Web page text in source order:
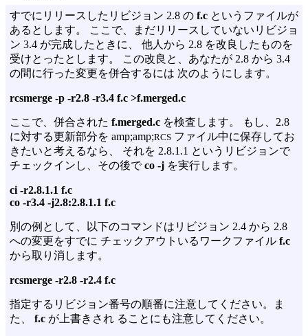
すでにリリースしたリビジョン 2.8 の f.c というファイルが
あるとします。 ここで、まだリリースしていないリビジョ
ン 3.4 が完成したときに、 他人から 2.8 を改良したものを
受けとったとします。 この改良と、あなたが 2.8 から 3.4
の間に行った変更を併合するには 次のようにします。
rcsmerge -p -r2.8 -r3.4 f.c >f.merged.c
ここで、併合された f.merged.c を検査します。 もし、2.8
に対する更新部分を amp;amp;RCS ファイル中に保存してお
きたいと考えるなら、 それを 2.8.1.1 というリビジョンで
チェックインし、その後でco -j を実行します。
ci -r2.8.1.1 f.c
co -r3.4 -j2.8:2.8.1.1 f.c
別の例として、以下のコマンドはリビジョン 2.4 から 2.8
への変更をすでに チェックアウトいるワークファイル f.c
から取り消します。
rcsmerge -r2.8 -r2.4 f.c
指定するリビジョン番号の順番に注意してください。ま
た、 f.c が上書きされ ることにも注意してください。